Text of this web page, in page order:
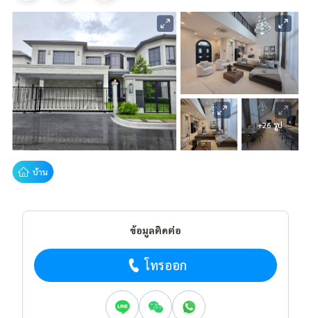
+26 รูป
บ้าน
ข้อมูลติดต่อ
โทรออก